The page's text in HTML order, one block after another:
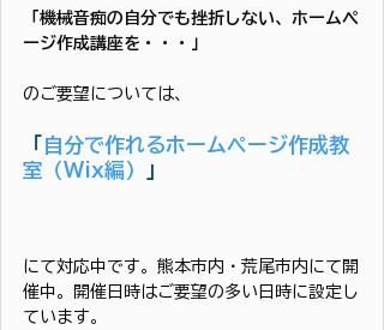
「機械音痴の自分でも挫折しない、ホームペ
ージ作成講座を・・・」
のご要望については、
自分で作れるホームページ作成教
室（Wix編）
」
にて対応中です。熊本市内・荒尾市内にて開
催中。開催日時はご要望の多い日時に設定し
ています。